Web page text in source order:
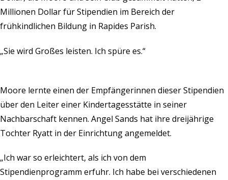
Millionen Dollar für Stipendien im Bereich der
frühkindlichen Bildung in Rapides Parish.
„Sie wird Großes leisten. Ich spüre es.“
Moore lernte einen der Empfängerinnen dieser Stipendien
über den Leiter einer Kindertagesstätte in seiner
Nachbarschaft kennen. Angel Sands hat ihre dreijährige
Tochter Ryatt in der Einrichtung angemeldet.
„Ich war so erleichtert, als ich von dem
Stipendienprogramm erfuhr. Ich habe bei verschiedenen